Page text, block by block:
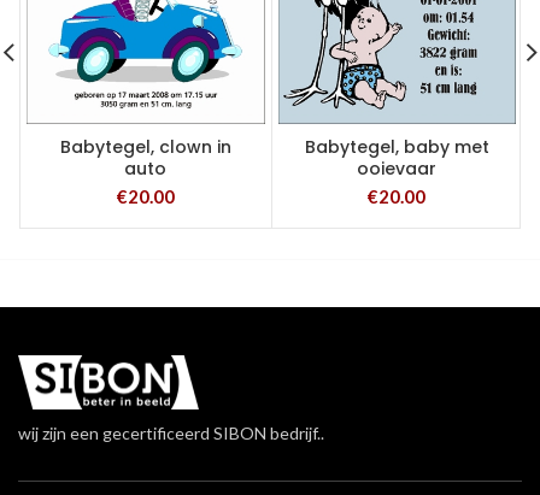
Babytegel, clown in
auto
€20.00
Babytegel, baby met
ooievaar
€20.00
wij zijn een gecertificeerd SIBON bedrijf..